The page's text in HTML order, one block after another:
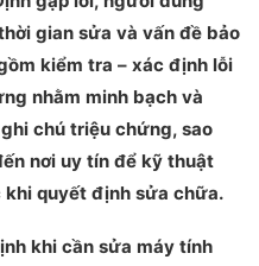
gian sửa và vấn đề bảo
kiểm tra – xác định lỗi
nhằm minh bạch và
chú triệu chứng, sao
nơi uy tín để kỹ thuật
quyết định sửa chữa.
khi cần sửa máy tính